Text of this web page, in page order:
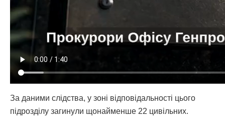
За даними слідства, у зоні відповідальності цього
підрозділу загинули щонайменше 22 цивільних.